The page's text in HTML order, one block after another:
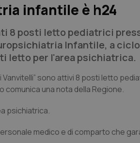
infantile è h24
8 posti letto pediatrici
Infantile, a
letto per l'area psichiatrica.
sono attivi 8 posti letto
comunica una nota della Regione.
psichiatrica.
medico e di comparto che